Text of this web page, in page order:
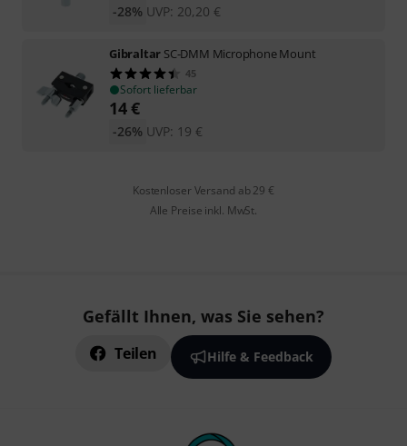
UVP: 20,20 €
-28%
Gibraltar SC-DMM Microphone Mount
45
Sofort lieferbar
14€
UVP: 19 €
-26%
Kostenloser Versand ab 29 €
Alle Preise inkl. MwSt.
Gefällt Ihnen, was Sie sehen?
Teilen Hilfe & Feedback